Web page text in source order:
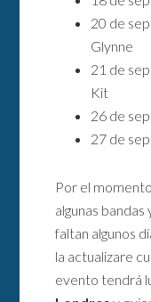
20 de
Glynne
21 de
Kit
26 de
27 de
Por el momento
algunas bandas
faltan algunos
la actualizare
evento tendrá